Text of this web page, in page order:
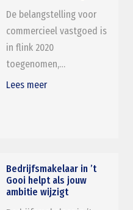
De belangstelling voor
commercieel vastgoed is
in flink 2020
toegenomen,…
Lees meer
Bedrijfsmakelaar in ’t
Gooi helpt als jouw
ambitie wijzigt